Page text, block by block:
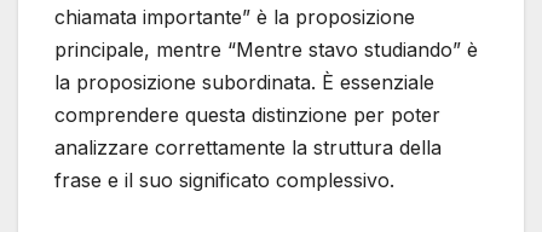
chiamata importante” è la proposizione
principale, mentre “Mentre stavo studiando” è
la proposizione subordinata. È essenziale
comprendere questa distinzione per poter
analizzare correttamente la struttura della
frase e il suo significato complessivo.